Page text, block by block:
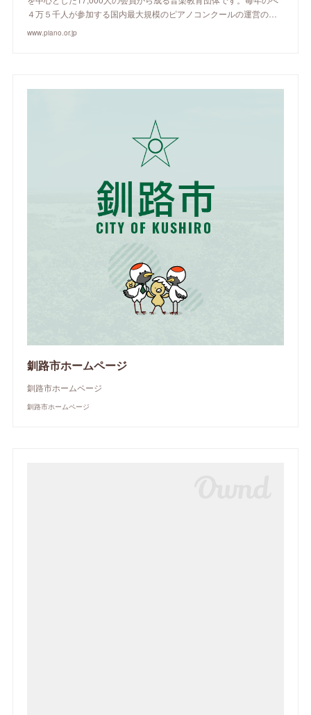
４万５千人が参加する国内最大規模のピアノコンクールの運営の…
www.piano.or.jp
釧路市ホームページ
釧路市ホームページ
釧路市ホームページ